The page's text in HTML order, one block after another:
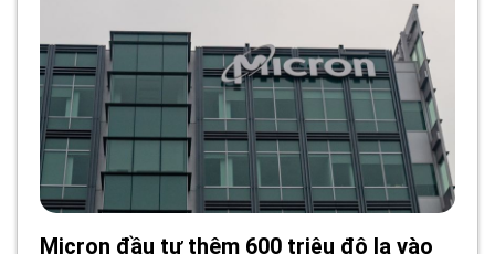
Micron đầu tư thêm 600 triệu đô la vào